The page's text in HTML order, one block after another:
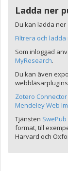
Ladda ner
Du kan ladda
Filtrera och
Som inloggad
MyResearch.
Du kan även
Zotero Connector
Mendeley Web
Tjänsten SwePub
format, till
Harvard och